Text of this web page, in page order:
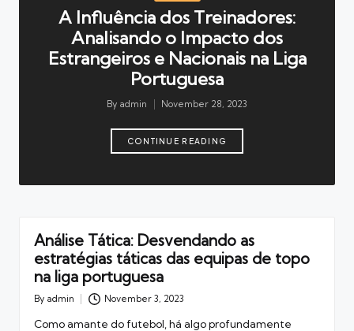
A Influência dos Treinadores:
Analisando o Impacto dos
Estrangeiros e Nacionais na Liga
Portuguesa
Posted
By admin November 28, 2023
CONTINUE READING
Análise Tática: Desvendando as
estratégias táticas das equipas de topo
na liga portuguesa
Posted
By admin November 3, 2023
Como amante do futebol, há algo profundamente